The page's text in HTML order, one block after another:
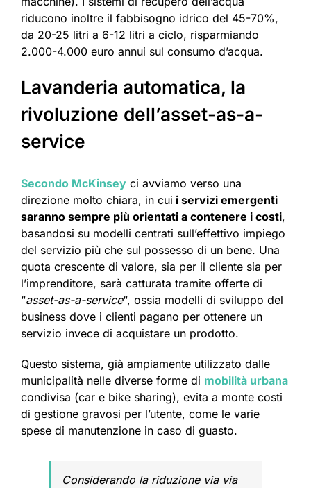
riducono inoltre il fabbisogno idrico del 45-70%,
da 20-25 litri a 6-12 litri a ciclo, risparmiando
2.000-4.000 euro annui sul consumo d’acqua.
Lavanderia automatica, la
rivoluzione dell’asset-as-a-
service
Secondo McKinsey ci avviamo verso una
direzione molto chiara, in cui i servizi emergenti
saranno sempre più orientati a contenere i costi,
basandosi su modelli centrati sull’effettivo impiego
del servizio più che sul possesso di un bene. Una
quota crescente di valore, sia per il cliente sia per
l’imprenditore, sarà catturata tramite offerte di
“asset-as-a-service“, ossia modelli di sviluppo del
business dove i clienti pagano per ottenere un
servizio invece di acquistare un prodotto.
Questo sistema, già ampiamente utilizzato dalle
municipalità nelle diverse forme di mobilità urbana
condivisa (car e bike sharing), evita a monte costi
di gestione gravosi per l’utente, come le varie
spese di manutenzione in caso di guasto.
Considerando la riduzione via via